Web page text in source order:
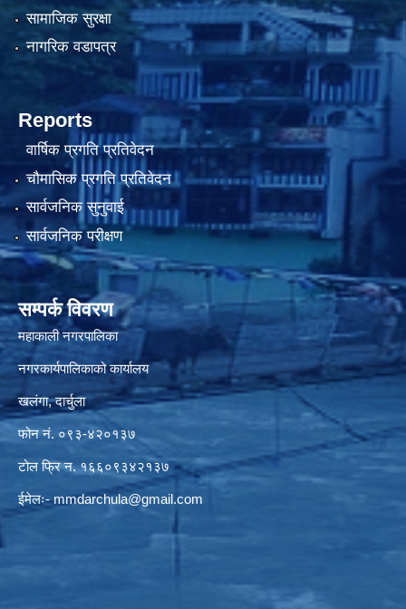
सामाजिक सुरक्षा
नागरिक वडापत्र
Reports
वार्षिक प्रगति प्रतिवेदन
चौमासिक प्रगति प्रतिवेदन
सार्वजनिक सुनुवाई
सार्वजनिक परीक्षण
सम्पर्क विवरण
महाकाली नगरपालिका
नगरकार्यपालिकाको कार्यालय
खलंगा, दार्चुला
फोन नं. ०९३-४२०१३७
टोल फ्रि न. १६६०९३४२१३७
ईमेलः-mmdarchula@gmail.com